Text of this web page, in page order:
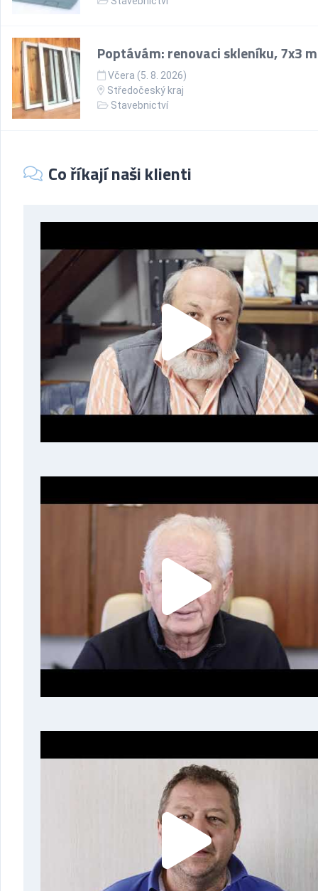
Poptávám: renovaci skleníku, 7x3 m
Včera (5. 8. 2026)
Středočeský kraj
Stavebnictví
Co říkají naši klienti